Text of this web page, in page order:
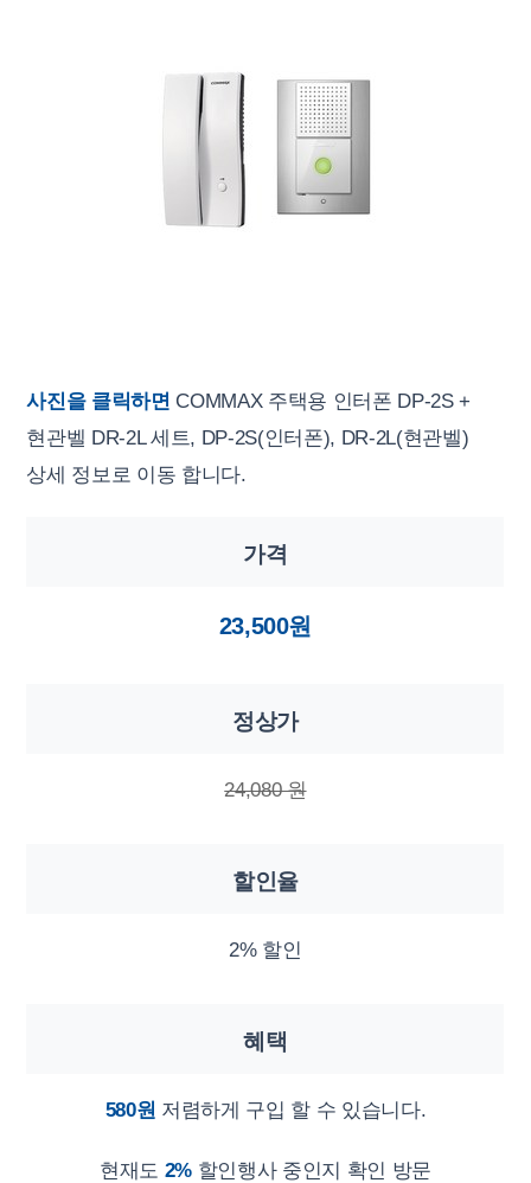
사진을 클릭하면 COMMAX 주택용 인터폰 DP-2S +
현관벨 DR-2L 세트, DP-2S(인터폰), DR-2L(현관벨)
상세 정보로 이동 합니다.
가격
23,500원
정상가
24,080 원
할인율
2% 할인
혜택
580원 저렴하게 구입 할 수 있습니다.
현재도 2%할인행사 중인지 확인 방문